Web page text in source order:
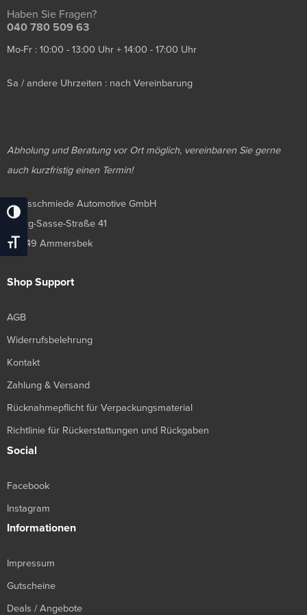
Umschalten Auf Hohe Kontraste
Schrift Vergrößern
Haben Sie Fragen?
040 780 509 63
Mo-Fr : 10:00 - 13:00 Uhr + 14:00 - 17:00 Uhr
Sa / andere Uhrzeiten : nach Vereinbarung
Abholung und Beratung vor Ort möglich, vereinbaren Sie gerne
auch kurzfristig einen Termin!
Luxusschmiede Automotive GmbH
Georg-Sasse-Straße 41
22949 Ammersbek
Shop Support
AGB
Widerrufsbelehrung
Kontakt
Zahlung & Versand
Rücknahmepflicht für Verpackungsmaterial
Richtlinie für Rückerstattungen und Rückgaben
Social
Facebook
Instagram
Informationen
Impressum
Gutscheine
Deals / Angebote